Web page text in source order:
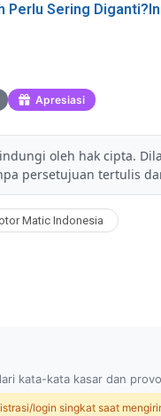
Perlu Sering
Apresiasi
oleh hak cipta.
persetujuan tertulis
Matic Indonesia
kata-kata kasar dan
login singkat saat